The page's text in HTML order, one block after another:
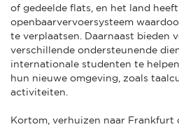
of gedeelde flats, en het land
openbaarvervoersysteem
te verplaatsen. Daarnaast bieden
verschillende ondersteunende
internationale studenten te
hun nieuwe omgeving, zoals
activiteiten.
Kortom, verhuizen naar Frankfurt